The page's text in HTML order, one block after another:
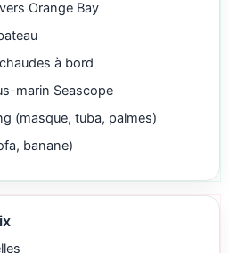
Orange Bay
à bord
marin Seascope
(masque, tuba, palmes)
banane)